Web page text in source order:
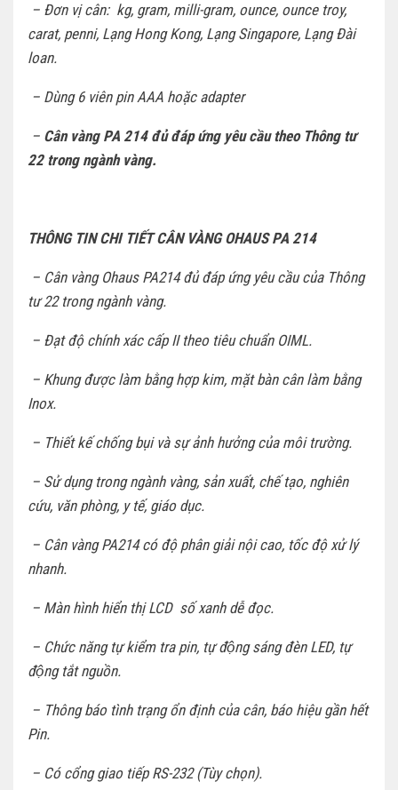
– Đơn vị cân: kg, gram, milli-gram, ounce, ounce troy,
carat, penni, Lạng Hong Kong, Lạng Singapore, Lạng Đài
loan.
– Dùng 6 viên pin AAA hoặc adapter
– Cân vàng PA 214 đủ đáp ứng yêu cầu theo Thông tư
22 trong ngành vàng.
THÔNG TIN CHI TIẾT CÂN VÀNG OHAUS PA 214
– Cân vàng Ohaus PA214 đủ đáp ứng yêu cầu của Thông
tư 22 trong ngành vàng.
– Đạt độ chính xác cấp II theo tiêu chuẩn OIML.
– Khung được làm bằng hợp kim, mặt bàn cân làm bằng
Inox.
– Thiết kế chống bụi và sự ảnh hưởng của môi trường.
– Sử dụng trong ngành vàng, sản xuất, chế tạo, nghiên
cứu, văn phòng, y tế, giáo dục.
– Cân vàng PA214 có độ phân giải nội cao, tốc độ xử lý
nhanh.
– Màn hình hiển thị LCD số xanh dễ đọc.
– Chức năng tự kiểm tra pin, tự động sáng đèn LED, tự
động tắt nguồn.
– Thông báo tình trạng ổn định của cân, báo hiệu gần hết
Pin.
– Có cổng giao tiếp RS-232 (Tùy chọn).